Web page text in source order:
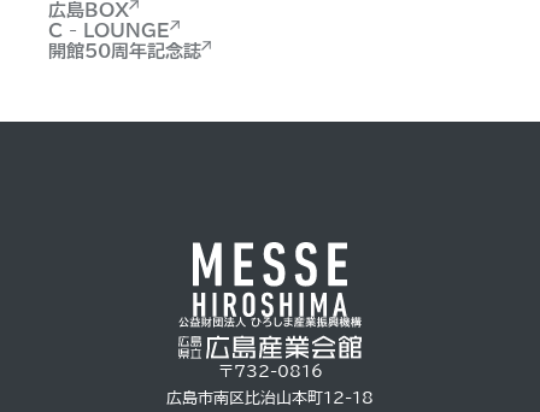
広島BOX
C - LOUNGE
開館50周年記念誌
〒732-0816
広島市南区比治山本町12-18